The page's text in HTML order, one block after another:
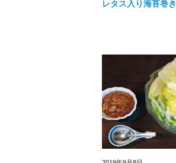
レタス入り海苔巻き